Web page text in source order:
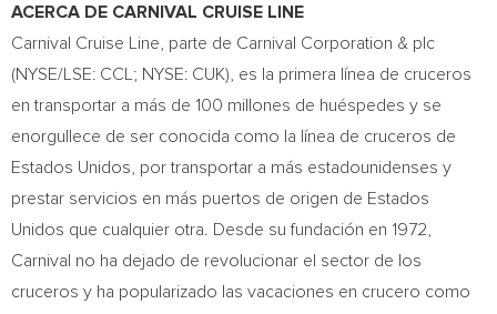
ACERCA DE CARNIVAL CRUISE LINE
Carnival Cruise Line, parte de Carnival Corporation & plc
(NYSE/LSE: CCL; NYSE: CUK), es la primera línea de cruceros
en transportar a más de 100 millones de huéspedes y se
enorgullece de ser conocida como la línea de cruceros de
Estados Unidos, por transportar a más estadounidenses y
prestar servicios en más puertos de origen de Estados
Unidos que cualquier otra. Desde su fundación en 1972,
Carnival no ha dejado de revolucionar el sector de los
cruceros y ha popularizado las vacaciones en crucero como